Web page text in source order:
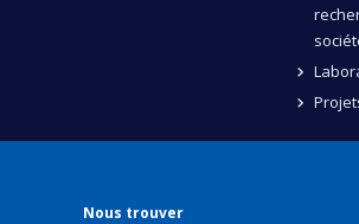
Nous trouver